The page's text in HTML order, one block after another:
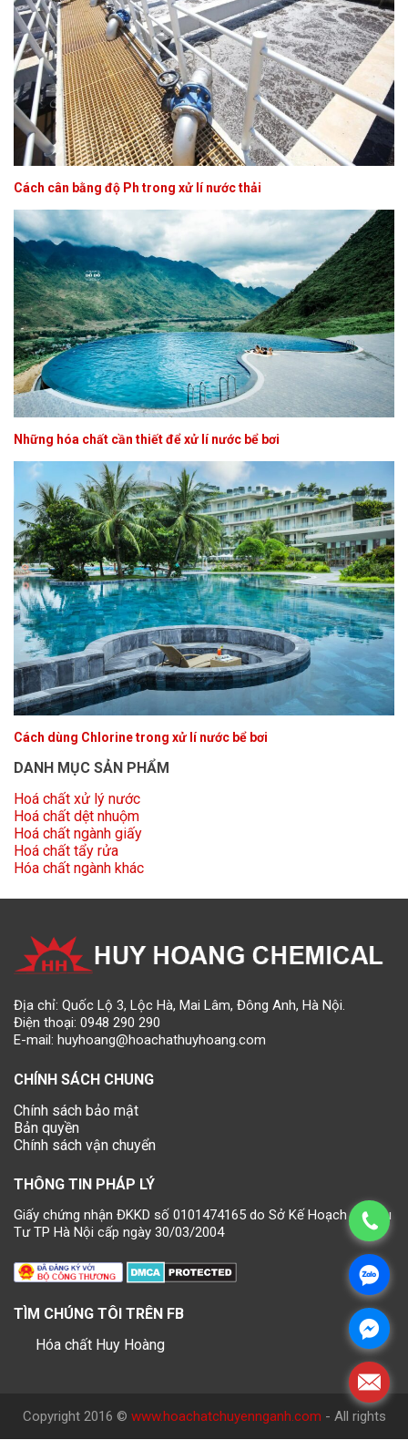
Cách cân bằng độ Ph trong xử lí nước thải
Những hóa chất cần thiết để xử lí nước bể bơi
Cách dùng Chlorine trong xử lí nước bể bơi
DANH MỤC SẢN PHẨM
Hoá chất xử lý nước
Hoá chất dệt nhuộm
Hoá chất ngành giấy
Hoá chất tẩy rửa
Hóa chất ngành khác
Địa chỉ: Quốc Lộ 3, Lộc Hà, Mai Lâm, Đông Anh, Hà Nội.
Điện thoại: 0948 290 290
E-mail: huyhoang@hoachathuyhoang.com
CHÍNH SÁCH CHUNG
Chính sách bảo mật
Bản quyền
Chính sách vận chuyển
THÔNG TIN PHÁP LÝ
Giấy chứng nhận ĐKKD số 0101474165 do Sở Kế Hoạch và Đầu
Tư TP Hà Nội cấp ngày 30/03/2004
TÌM CHÚNG TÔI TRÊN FB
Hóa chất Huy Hoàng
Copyright 2016 © www.hoachatchuyennganh.com - All rights